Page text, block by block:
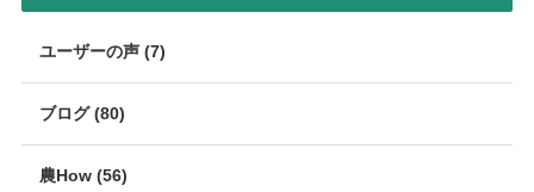
ユーザーの声 (7)
ブログ (80)
農How (56)